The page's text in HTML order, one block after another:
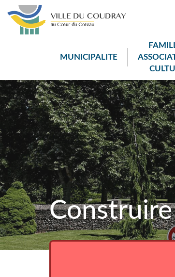
MUNICIPALITE